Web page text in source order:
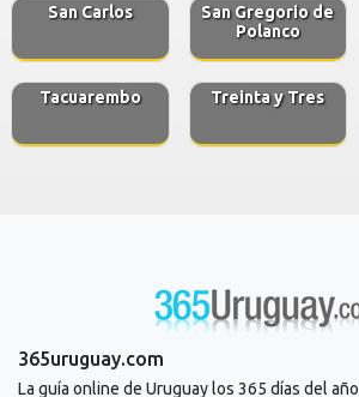
San Carlos
San Gregorio de
Polanco
Tacuarembo Treinta y Tres
365uruguay.com
La guía online de Uruguay los 365 días del año